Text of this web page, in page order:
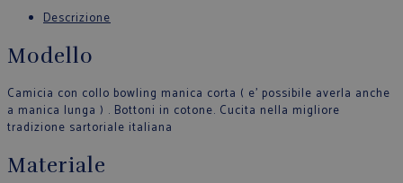
Descrizione
Modello
Camicia con collo bowling manica corta ( e’ possibile averla anche
a manica lunga ) . Bottoni in cotone. Cucita nella migliore
tradizione sartoriale italiana
Materiale